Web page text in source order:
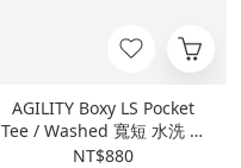
AGILITY Boxy LS Pocket
Tee / Washed 寬短 水洗 口
袋長袖Tee [WS30]
NT$880